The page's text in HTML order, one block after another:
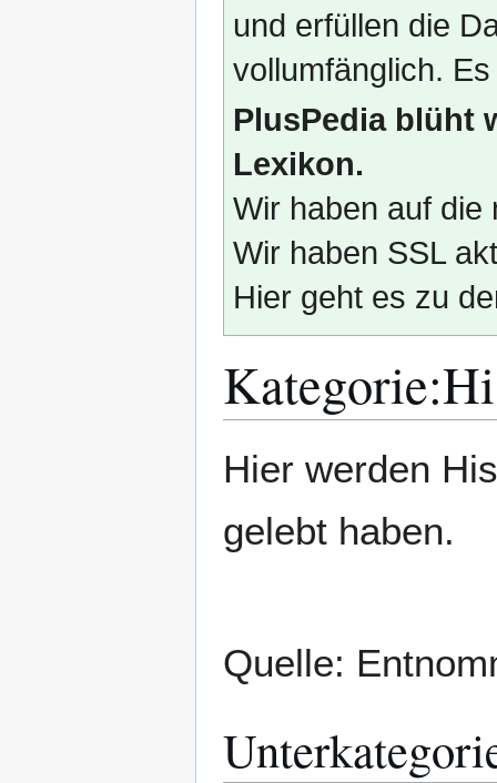
und erfüllen die
vollumfänglich.
PlusPedia blüht
Lexikon.
Wir haben auf die
Wir haben SSL
Hier geht es zu
Kategorie:
Navigation
Suche
Hier werden
gelebt haben.
Quelle: